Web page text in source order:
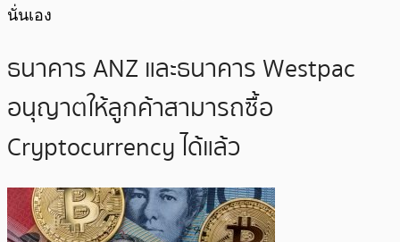
นั่นเอง
ธนาคาร ANZ และธนาคาร Westpac
อนุญาตให้ลูกค้าสามารถซื้อ
Cryptocurrency ได้แล้ว